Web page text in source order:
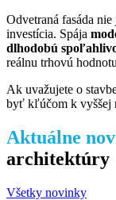
Odvetraná fasáda
investícia. Spája
dlhodobú
reálnu trhovú
Ak uvažujete o
byť kľúčom k vyššej
Aktuálne
architektúry
Všetky novinky